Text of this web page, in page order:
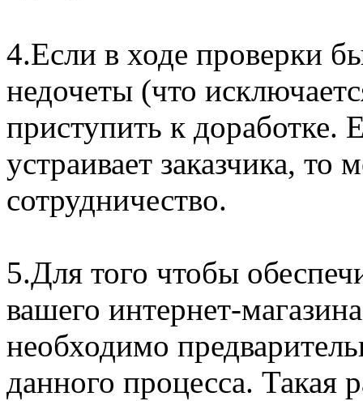
4.Если в ходе проверки
недочеты (что
приступить к доработке.
устраивает заказчика,
сотрудничество.
5.Для того чтобы
вашего интернет-
необходимо
данного процесса. Такая